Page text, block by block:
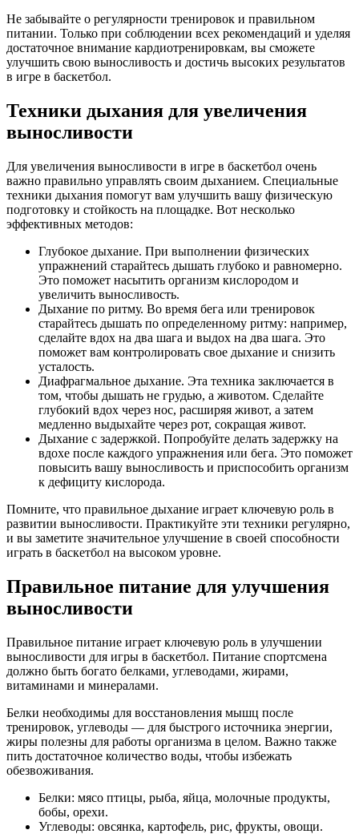
Не забывайте о регулярности тренировок и правильном
питании. Только при соблюдении всех рекомендаций и уделяя
достаточное внимание кардиотренировкам, вы сможете
улучшить свою выносливость и достичь высоких результатов
в игре в баскетбол.
Техники дыхания для увеличения
выносливости
Для увеличения выносливости в игре в баскетбол очень
важно правильно управлять своим дыханием. Специальные
техники дыхания помогут вам улучшить вашу физическую
подготовку и стойкость на площадке. Вот несколько
эффективных методов:
Глубокое дыхание. При выполнении физических
упражнений старайтесь дышать глубоко и равномерно.
Это поможет насытить организм кислородом и
увеличить выносливость.
Дыхание по ритму. Во время бега или тренировок
старайтесь дышать по определенному ритму: например,
сделайте вдох на два шага и выдох на два шага. Это
поможет вам контролировать свое дыхание и снизить
усталость.
Диафрагмальное дыхание. Эта техника заключается в
том, чтобы дышать не грудью, а животом. Сделайте
глубокий вдох через нос, расширяя живот, а затем
медленно выдыхайте через рот, сокращая живот.
Дыхание с задержкой. Попробуйте делать задержку на
вдохе после каждого упражнения или бега. Это поможет
повысить вашу выносливость и приспособить организм
к дефициту кислорода.
Помните, что правильное дыхание играет ключевую роль в
развитии выносливости. Практикуйте эти техники регулярно,
и вы заметите значительное улучшение в своей способности
играть в баскетбол на высоком уровне.
Правильное питание для улучшения
выносливости
Правильное питание играет ключевую роль в улучшении
выносливости для игры в баскетбол. Питание спортсмена
должно быть богато белками, углеводами, жирами,
витаминами и минералами.
Белки необходимы для восстановления мышц после
тренировок, углеводы — для быстрого источника энергии,
жиры полезны для работы организма в целом. Важно также
пить достаточное количество воды, чтобы избежать
обезвоживания.
Белки: мясо птицы, рыба, яйца, молочные продукты,
бобы, орехи.
Углеводы: овсянка, картофель, рис, фрукты, овощи.